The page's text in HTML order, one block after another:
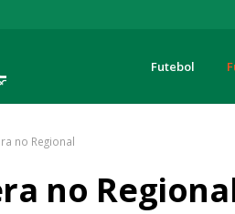
melhores coberturas
Futebol
no Regional
no